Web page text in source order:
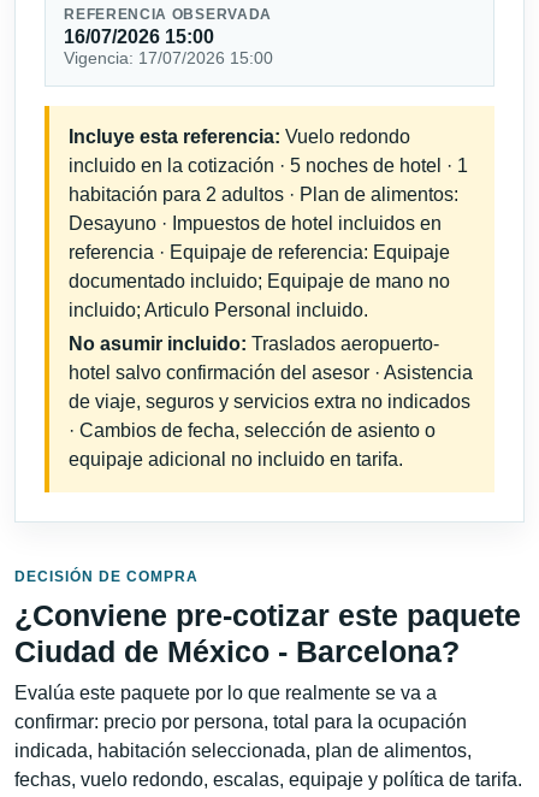
REFERENCIA OBSERVADA
16/07/2026 15:00
Vigencia: 17/07/2026 15:00
Incluye esta referencia: Vuelo redondo
incluido en la cotización · 5 noches de hotel · 1
habitación para 2 adultos · Plan de alimentos:
Desayuno · Impuestos de hotel incluidos en
referencia · Equipaje de referencia: Equipaje
documentado incluido; Equipaje de mano no
incluido; Articulo Personal incluido.
No asumir incluido: Traslados aeropuerto-
hotel salvo confirmación del asesor · Asistencia
de viaje, seguros y servicios extra no indicados
· Cambios de fecha, selección de asiento o
equipaje adicional no incluido en tarifa.
DECISIÓN DE COMPRA
¿Conviene pre-cotizar este paquete
Ciudad de México - Barcelona?
Evalúa este paquete por lo que realmente se va a
confirmar: precio por persona, total para la ocupación
indicada, habitación seleccionada, plan de alimentos,
fechas, vuelo redondo, escalas, equipaje y política de tarifa.